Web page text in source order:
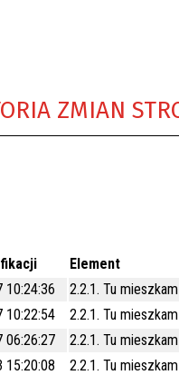
ZMIAN
Element
10:24:36
2.2.1. Tu
10:22:54
2.2.1. Tu
06:26:27
2.2.1. Tu
15:20:08
2.2.1. Tu